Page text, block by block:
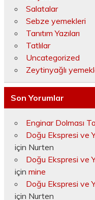
Salatalar
Sebze yemekleri
Tanıtım Yazıları
Tatlılar
Uncategorized
Zeytinyağlı
Son Yorumlar
Enginar Dolması
Doğu Ekspresi ve
için Nurten
Doğu Ekspresi ve
için mine
Doğu Ekspresi ve
için Nurten